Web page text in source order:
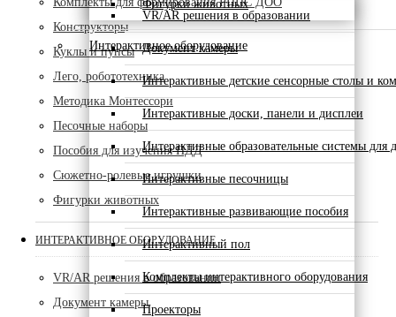
Фигурки животных
Интерактивное оборудование
VR/AR решения в образовании
Документ камеры
Интерактивные детские сенсорные столы и
Интерактивные доски, панели и дисплеи
Интерактивные образовательные системы для
Интерактивные песочницы
Интерактивные развивающие пособия
Интерактивный пол
Комплекты интерактивного оборудования
Проекторы
Конструкторы
Куклы и пупсы
Лего, робототехника
Методика Монтессори
Песочные наборы
Пособия для изучения ПДД
Сюжетно-ролевые игрушки
Фигурки животных
ИНТЕРАКТИВНОЕ ОБОРУДОВАНИЕ
VR/AR решения в образовании
Документ камеры